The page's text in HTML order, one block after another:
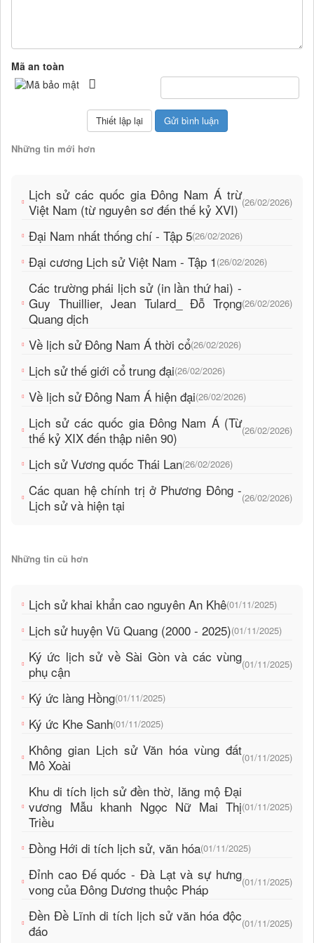
Mã an toàn
Những tin mới hơn
Lịch sử các quốc gia Đông Nam Á trừ
Việt Nam (từ nguyên sơ đến thế kỷ XVI) (26/02/2026)
Đại Nam nhất thống chí - Tập 5(26/02/2026)
Đại cương Lịch sử Việt Nam - Tập 1 (26/02/2026)
Các trường phái lịch sử (in lần thứ hai) -
Guy Thuillier, Jean Tulard_ Đỗ Trọng
Quang dịch
(26/02/2026)
Về lịch sử Đông Nam Á thời cổ(26/02/2026)
Lịch sử thế giới cổ trung đại(26/02/2026)
Về lịch sử Đông Nam Á hiện đại(26/02/2026)
Lịch sử các quốc gia Đông Nam Á (Từ
thế kỷ XIX đến thập niên 90)
(26/02/2026)
Lịch sử Vương quốc Thái Lan(26/02/2026)
Các quan hệ chính trị ở Phương Đông -
Lịch sử và hiện tại
(26/02/2026)
Những tin cũ hơn
Lịch sử khai khẩn cao nguyên An Khê(01/11/2025)
Lịch sử huyện Vũ Quang (2000 - 2025)(01/11/2025)
Ký ức lịch sử về Sài Gòn và các vùng
phụ cận
(01/11/2025)
Ký ức làng Hồng(01/11/2025)
Ký ức Khe Sanh(01/11/2025)
Không gian Lịch sử Văn hóa vùng đất
Mô Xoài
(01/11/2025)
Khu di tích lịch sử đền thờ, lăng mộ Đại
vương Mẫu khanh Ngọc Nữ Mai Thị
Triều
(01/11/2025)
Đồng Hới di tích lịch sử, văn hóa(01/11/2025)
Đỉnh cao Đế quốc - Đà Lạt và sự hưng
vong của Đông Dương thuộc Pháp
(01/11/2025)
Đền Đề Lĩnh di tích lịch sử văn hóa độc
đáo
(01/11/2025)